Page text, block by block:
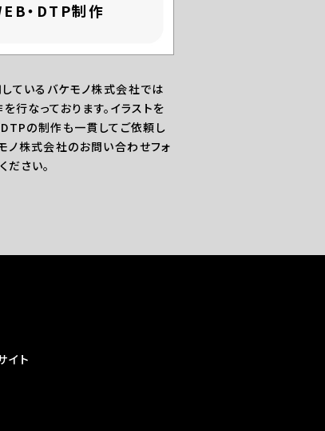
・DTP制作
ているバケモノ株式会社では
行なっております。イラストを
の制作も一貫してご依頼し
ノ株式会社のお問い合わせフォ
ださい。
イト